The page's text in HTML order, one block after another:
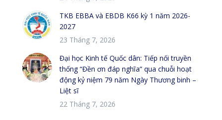
TKB EBBA và EBDB K66 kỳ 1 năm 2026-
2027
23 Tháng 7, 2026
Đại học Kinh tế Quốc dân: Tiếp nối truyền
thống “Đền ơn đáp nghĩa” qua chuỗi hoạt
động kỷ niệm 79 năm Ngày Thương binh –
Liệt sĩ
22 Tháng 7, 2026